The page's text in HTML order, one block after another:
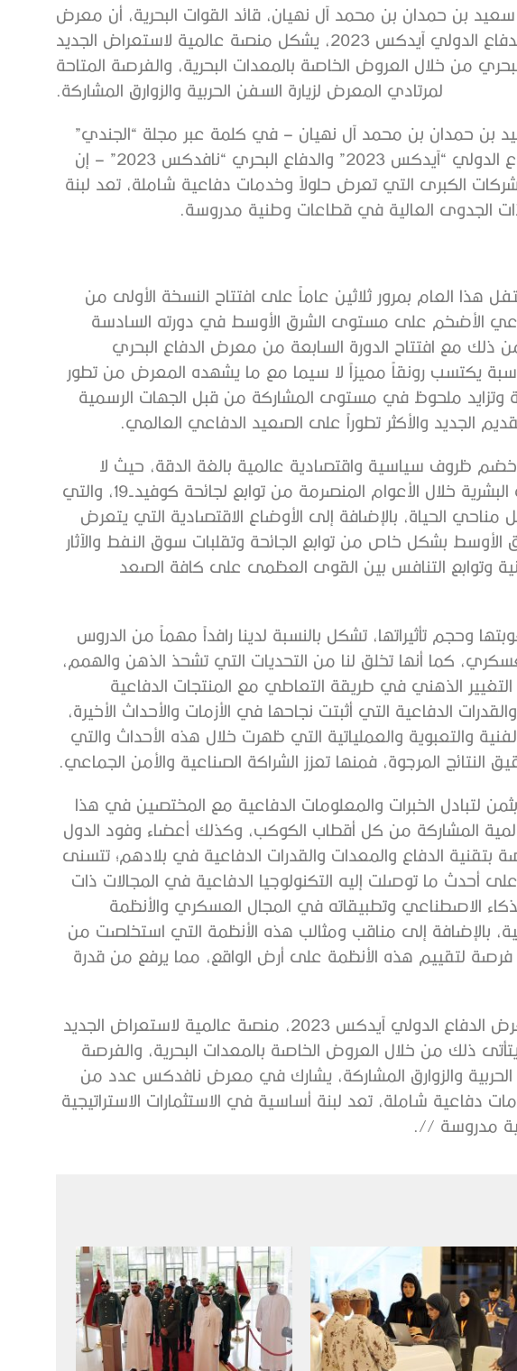
سعيد بن حمدان بن محمد آل نهيان، قائد القوات البحرية، أن معرض
“نافدكس” بتزامنه مع معرض الدفاع الدولي آيدكس 2023، يشكل منصة عالمية لاستعراض الجديد
من خلال العروض الخاصة بالمعدات البحرية، والفرصة المتاحة
لمرتادي المعرض لزيارة السفن الحربية والزوارق المشاركة.
بن حمدان بن محمد آل نهيان – في كلمة عبر مجلة “الجندي”
بمناسبة انعقاد معرضي ومؤتمر الدفاع الدولي “آيدكس 2023” والدفاع البحري “نافدكس 2023” – إن
الكبرى التي تعرض حلولاً وخدمات دفاعية شاملة، تعد لبنة
ذات الجدوى العالية في قطاعات وطنية مدروسة.
هذا العام بمرور ثلاثين عاماً على افتتاح النسخة الأولى من
الأضخم على مستوى الشرق الأوسط في دورته السادسة
ذلك مع افتتاح الدورة السابعة من معرض الدفاع البحري
بهذه المناسبة يكتسب رونقاً مميزاً لا سيما مع ما يشهده المعرض من تطور
وتزايد ملحوظ في مستوى المشاركة من قبل الجهات الرسمية
الجديد والأكثر تطوراً على الصعيد الدفاعي العالمي.
ظروف سياسية واقتصادية عالمية بالغة الدقة، حيث لا
يخفى على المراقب بتمعن ما مرت به البشرية خلال الأعوام المنصرمة من توابع لجائحة كوفيد-19، والتي
الحياة، بالإضافة إلى الأوضاع الاقتصادية التي يتعرض
بشكل خاص من توابع الجائحة وتقلبات سوق النفط والآثار
وتوابع التنافس بين القوى العظمى على كافة الصعد
وحجم تأثيراتها، تشكل بالنسبة لدينا رافداً مهماً من الدروس
كما أنها تخلق لنا من التحديات التي تشحذ الذهن والهمم،
الذهني في طريقة التعاطي مع المنتجات الدفاعية
الدفاعية التي أثبتت نجاحها في الأزمات والأحداث الأخيرة،
والتعبوية والعملياتية التي ظهرت خلال هذه الأحداث والتي
المرجوة، فمنها تعزز الشراكة الصناعية والأمن الجماعي.
لتبادل الخبرات والمعلومات الدفاعية مع المختصين في هذا
المشاركة من كل أقطاب الكوكب، وكذلك أعضاء وفود الدول
بتقنية الدفاع والمعدات والقدرات الدفاعية في بلادهم؛ تتسنى
أحدث ما توصلت إليه التكنولوجيا الدفاعية في المجالات ذات
الاصطناعي وتطبيقاته في المجال العسكري والأنظمة
بالإضافة إلى مناقب ومثالب هذه الأنظمة التي استخلصت من
فرصة لتقييم هذه الأنظمة على أرض الواقع، مما يرفع من قدرة
يشكل معرض نافدكس بتزامنه مع معرض الدفاع الدولي آيدكس 2023، منصة عالمية لاستعراض الجديد
ذلك من خلال العروض الخاصة بالمعدات البحرية، والفرصة
الحربية والزوارق المشاركة، يشارك في معرض نافدكس عدد من
دفاعية شاملة، تعد لبنة أساسية في الاستثمارات الاستراتيجية
مدروسة //.